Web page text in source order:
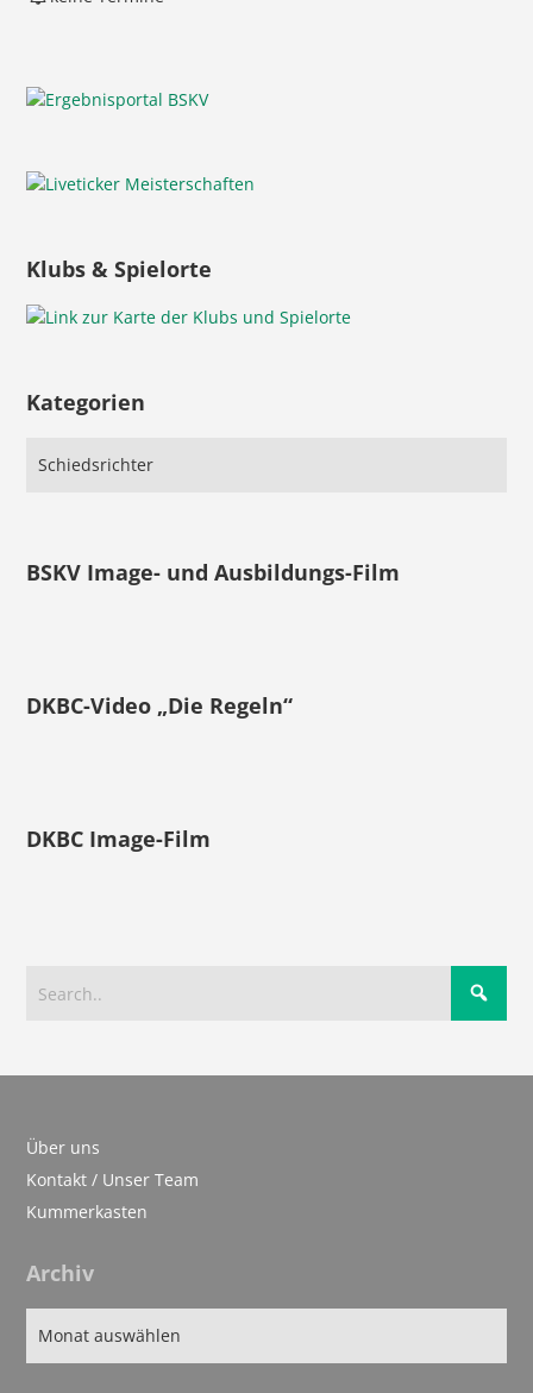
Klubs & Spielorte
Kategorien
BSKV Image- und Ausbildungs-Film
DKBC-Video „Die Regeln“
DKBC Image-Film
Über uns
Kontakt / Unser Team
Kummerkasten
Archiv